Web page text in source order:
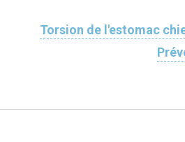
Torsion de l'estomac